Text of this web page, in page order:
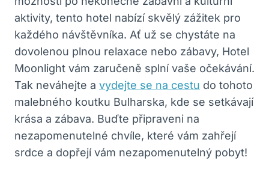
aktivity, tento hotel nabízí skvělý zážitek pro
každého návštěvníka. Ať už se chystáte na
dovolenou plnou relaxace nebo zábavy, Hotel
Moonlight vám zaručeně splní vaše očekávání.
Tak neváhejte a vydejte se na cestu do tohoto
malebného koutku Bulharska, kde se setkávají
krása a zábava. Buďte připraveni na
nezapomenutelné chvíle, které vám zahřejí
srdce a dopřejí vám nezapomenutelný pobyt!